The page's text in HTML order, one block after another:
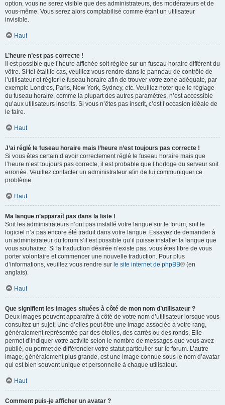
option, vous ne serez visible que des administrateurs, des modérateurs et de
vous-même. Vous serez alors comptabilisé comme étant un utilisateur
invisible.
Haut
L’heure n’est pas correcte !
Il est possible que l’heure affichée soit réglée sur un fuseau horaire différent du
vôtre. Si tel était le cas, veuillez vous rendre dans le panneau de contrôle de
l’utilisateur et régler le fuseau horaire afin de trouver votre zone adéquate, par
exemple Londres, Paris, New York, Sydney, etc. Veuillez noter que le réglage
du fuseau horaire, comme la plupart des autres paramètres, n’est accessible
qu’aux utilisateurs inscrits. Si vous n’êtes pas inscrit, c’est l’occasion idéale de
le faire.
Haut
J’ai réglé le fuseau horaire mais l’heure n’est toujours pas correcte !
Si vous êtes certain d’avoir correctement réglé le fuseau horaire mais que
l’heure n’est toujours pas correcte, il est probable que l’horloge du serveur soit
erronée. Veuillez contacter un administrateur afin de lui communiquer ce
problème.
Haut
Ma langue n’apparaît pas dans la liste !
Soit les administrateurs n’ont pas installé votre langue sur le forum, soit le
logiciel n’a pas encore été traduit dans votre langue. Essayez de demander à
un administrateur du forum s’il est possible qu’il puisse installer la langue que
vous souhaitez. Si la traduction désirée n’existe pas, vous êtes libre de vous
porter volontaire et commencer une nouvelle traduction. Pour plus
d’informations, veuillez vous rendre sur le site internet de phpBB® (en
anglais).
Haut
Que signifient les images situées à côté de mon nom d’utilisateur ?
Deux images peuvent apparaître à côté de votre nom d’utilisateur lorsque vous
consultez un sujet. Une d’elles peut être une image associée à votre rang,
généralement représentée par des étoiles, des carrés ou des ronds. Elle
permet d’indiquer votre activité selon le nombre de messages que vous avez
publié, ou permet de différencier votre statut particulier sur le forum. L’autre
image, généralement plus grande, est une image connue sous le nom d’avatar
qui est bien souvent unique et personnelle à chaque utilisateur.
Haut
Comment puis-je afficher un avatar ?